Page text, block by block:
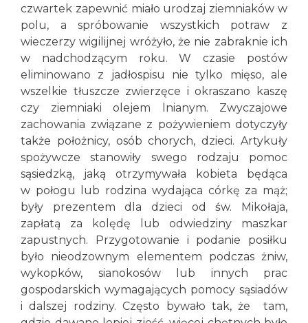
czwartek zapewnić miało urodzaj ziemniaków w
polu, a spróbowanie wszystkich potraw z
wieczerzy wigilijnej wróżyło, że nie zabraknie ich
w nadchodzącym roku. W czasie postów
eliminowano z jadłospisu nie tylko mięso, ale
wszelkie tłuszcze zwierzęce i okraszano kaszę
czy ziemniaki olejem lnianym. Zwyczajowe
zachowania związane z pożywieniem dotyczyły
także położnicy, osób chorych, dzieci. Artykuły
spożywcze stanowiły swego rodzaju pomoc
sąsiedzką, jaką otrzymywała kobieta będąca
w połogu lub rodzina wydająca córkę za mąż;
były prezentem dla dzieci od św. Mikołaja,
zapłatą za kolędę lub odwiedziny maszkar
zapustnych. Przygotowanie i podanie posiłku
było nieodzownym elementem podczas żniw,
wykopków, sianokosów lub innych prac
gospodarskich wymagających pomocy sąsiadów
i dalszej rodziny. Często bywało tak, że tam,